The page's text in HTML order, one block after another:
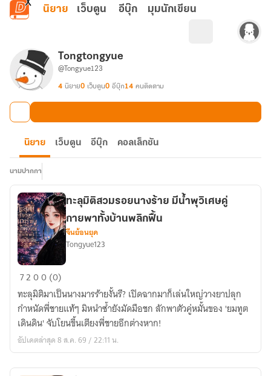
ข้ามไปยังเนื้อหาหลัก
นิยาย เว็บตูน อีบุ๊ก มุมนักเขียน
Tongtongyue
@Tongyue123
4 นิยาย0 เว็บตูน0 อีบุ๊ก14 คนติดตาม
นิยาย เว็บตูน อีบุ๊ก คอลเล็กชัน
นามปากกา
ทะลุ
สวมรอย
นาง
ร้าย
มี
ทะลุมิติสวมรอยนางร้าย มีน้ำพุวิเศษคู่
กายพาทั้งบ้านพลิกฟื้น
จีนย้อนยุค
Tongyue123
7200 (0)
ทะลุมิติมาเป็นนางมารร้ายงั้นรึ? เปิดฉากมาก็เล่นใหญ่วางยาปลุก
กำหนัดพี่ชายแท้ๆ มิหนำซ้ำยังมัดมือชก ลักพาตัวคู่หมั้นของ 'ยมทูต
เดินดิน' จับโยนขึ้นเตียงพี่ชายอีกต่างหาก!
อัปเดตล่าสุด 8 ส.ค. 69 / 22:11 น.